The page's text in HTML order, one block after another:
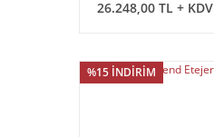
26.248,00 TL + KDV
%15 İNDİRİM